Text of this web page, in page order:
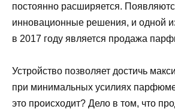
постоянно расширяется.
инновационные решения, и одной
в 2017 году является продажа
Устройство позволяет достичь
при минимальных усилиях
это происходит? Дело в том, что